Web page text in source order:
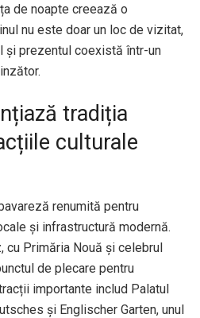
de noapte creează o
nu este doar un loc de vizitat,
și prezentul coexistă într-un
tradiția
culturale
renumită pentru
și infrastructură modernă.
cu Primăria Nouă și celebrul
de plecare pentru
importante includ Palatul
și Englischer Garten, unul